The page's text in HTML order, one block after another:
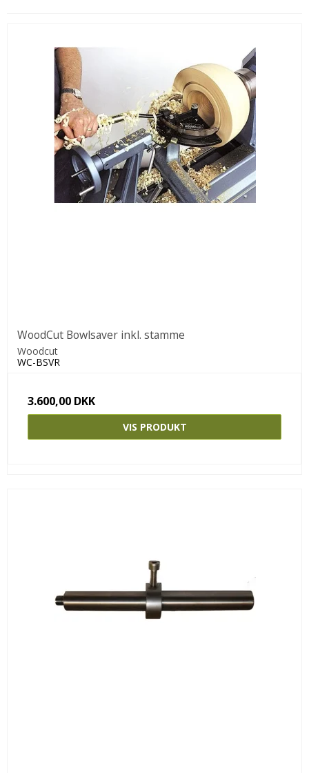
WoodCut Bowlsaver inkl. stamme
Woodcut
WC-BSVR
3.600,00 DKK
VIS PRODUKT